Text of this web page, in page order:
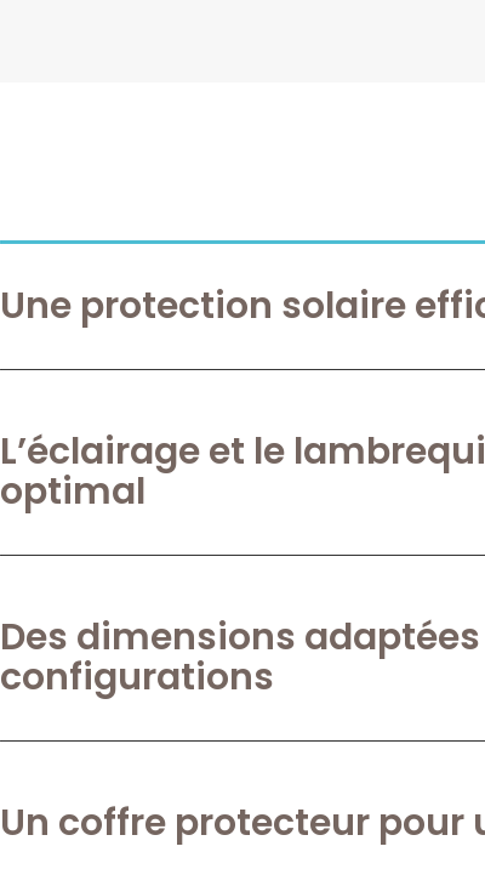
Une protection solaire
L’éclairage et le
optimal
Des dimensions
configurations
Un coffre protecteur pour